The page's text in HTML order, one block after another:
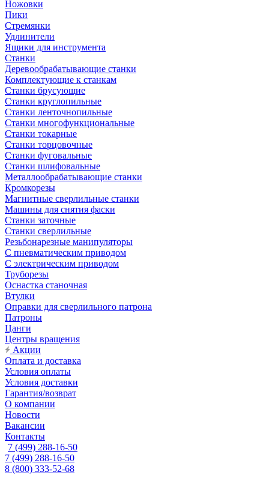
Ножовки
Пики
Стремянки
Удлинители
Ящики для инструмента
Станки
Деревообрабатывающие станки
Комплектующие к станкам
Станки брусующие
Станки круглопильные
Станки ленточнопильные
Станки многофункциональные
Станки токарные
Станки торцовочные
Станки фуговальные
Станки шлифовальные
Металлообрабатывающие станки
Кромкорезы
Магнитные сверлильные станки
Машины для снятия фаски
Станки заточные
Станки сверлильные
Резьбонарезные манипуляторы
С пневматическим приводом
С электрическим приводом
Труборезы
Оснастка станочная
Втулки
Оправки для сверлильного патрона
Патроны
Цанги
Центры вращения
Акции
Оплата и доставка
Условия оплаты
Условия доставки
Гарантия/возврат
О компании
Новости
Вакансии
Контакты
7 (499) 288-16-50
7 (499) 288-16-50
8 (800) 333-52-68